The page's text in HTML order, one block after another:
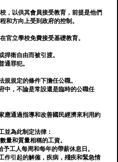
，以供其會員接受教育，前提是他們
和方向上受到政府的控制。
官立學校免費接受基礎教育。
捍衛自由而被引渡。
通罪犯。
規規定的條件下擔任公職。
中，不論是常設還是臨時的公職任
應通過指導和改善國民經濟來利用約
並為此制定法律：
量和質量相稱的工資。
工人每周和每年的帶薪休息日。
作引起的解僱，疾病，殘疾和緊急情